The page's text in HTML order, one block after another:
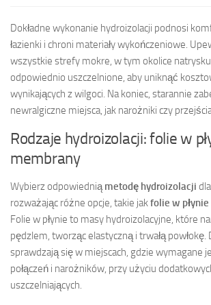
Dokładne wykonanie hydroizolacji podnosi
łazienki i chroni materiały wykończeniowe.
wszystkie strefy mokre, w tym okolice
odpowiednio uszczelnione, aby uniknąć
wynikających z wilgoci. Na koniec, starannie
newralgiczne miejsca, jak narożniki czy
Rodzaje hydroizolacji: folie w
membrany
Wybierz odpowiedniąmetodę hydroizolacji
rozważając różne opcje, takie jakfolie w płynie
Folie w płynie to masy hydroizolacyjne, które
pędzlem, tworząc elastyczną i trwałą powłokę.
sprawdzają się w miejscach, gdzie wymagane
połączeń i narożników, przy użyciu
uszczelniających.